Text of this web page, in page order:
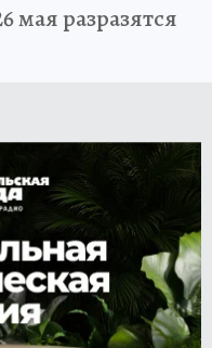
мая разразятся